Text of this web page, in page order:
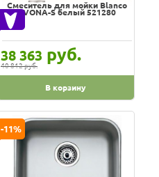
Смеситель для мойки Blanco
AVONA-S белый 521280
38 363 руб.
40 812 руб.
В корзину
-11%